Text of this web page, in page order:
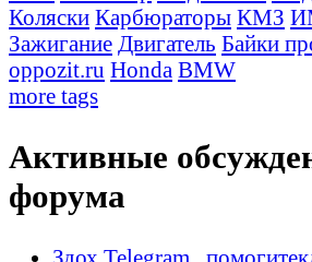
Коляски Карбюраторы КМЗ
Зажигание Двигатель Байки
oppozit.ru Honda BMW
more tags
Активные
форума
Здох Telegram ,